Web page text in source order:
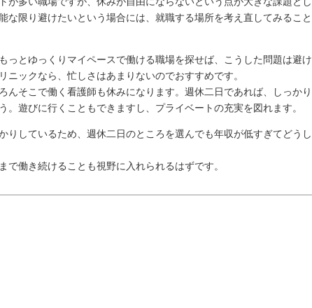
な限り避けたいという場合には、就職する場所を考え直してみること
っとゆっくりマイペースで働ける職場を探せば、こうした問題は避け
ニックなら、忙しさはあまりないのでおすすめです。
んそこで働く看護師も休みになります。週休二日であれば、しっかり
。遊びに行くこともできますし、プライベートの充実を図れます。
りしているため、週休二日のところを選んでも年収が低すぎてどうし
で働き続けることも視野に入れられるはずです。